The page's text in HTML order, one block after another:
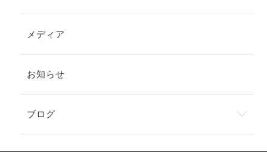
メディア
お知らせ
ブログ